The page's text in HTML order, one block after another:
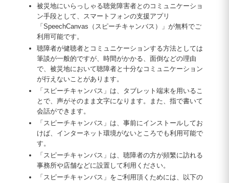
被災地にいらっしゃる聴覚障害者とのコミュニケーショ
ン手段として、スマートフォンの支援アプリ
「SpeechCanvas（スピーチキャンバス）」が無料でご
利用可能です。
聴障者が健聴者とコミュニケーションする方法としては
筆談が一般的ですが、時間がかかる、面倒などの理由
で、被災地において聴障者と十分なコミュニケーション
が行えないことがあります。
「スピーチキャンバス」は、タブレット端末を用いるこ
とで、声がそのまま文字になります。また、指で書いて
会話ができます。
「スピーチキャンバス」は、事前にインストールしてお
けば、インターネット環境がないところでも利用可能で
す。
「スピーチキャンバス」は、聴障者の方が頻繁に訪れる
事務所や店舗などに設置して利用ください。
「スピーチキャンバス」をご利用頂くためには、以下の